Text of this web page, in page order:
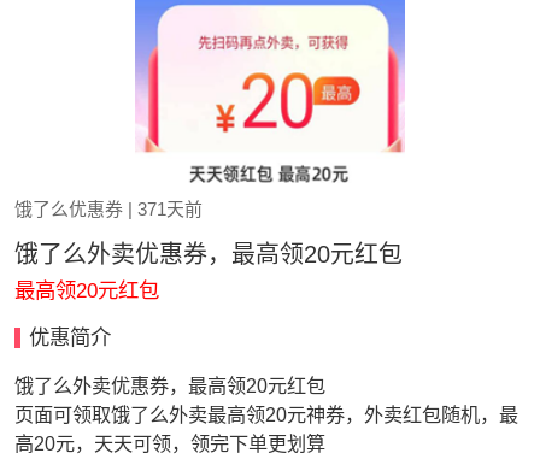
饿了么优惠券 | 371天前
饿了么外卖优惠券，最高领20元红包
最高领20元红包
优惠简介
饿了么外卖优惠券，最高领20元红包
页面可领取饿了么外卖最高领20元神券，外卖红包随机，最
高20元，天天可领，领完下单更划算